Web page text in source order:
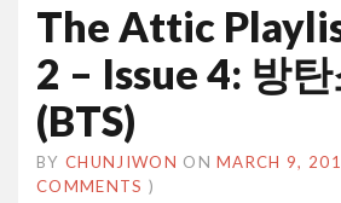
The Attic
2 – Issue 4: 방
(BTS)
BY CHUNJIWON ON MARCH 9,
COMMENTS )